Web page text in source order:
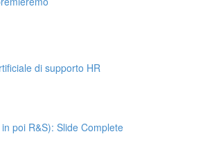
di supporto HR
poi R&S): Slide Complete